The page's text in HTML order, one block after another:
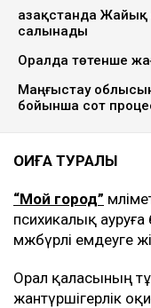
Қазақстанда
салынады
Оралда төтенше
Маңғыстау
бойынша сот
ОҚИҒА ТУРАЛЫ
“Мой город”
психикалық ауруға
мәжбүрлі емдеуге
Орал қаласының
жантүршігерлік